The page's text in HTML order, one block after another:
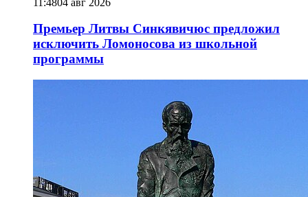
Премьер Литвы Синкявичюс предложил
исключить Ломоносова из школьной
программы